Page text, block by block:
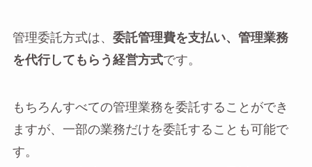
管理委託方式は、 委託管理費を支払い、管理業務
を代行してもらう経営方式です。
もちろんすべての管理業務を委託することができ
ますが、一部の業務だけを委託することも可能で
す。